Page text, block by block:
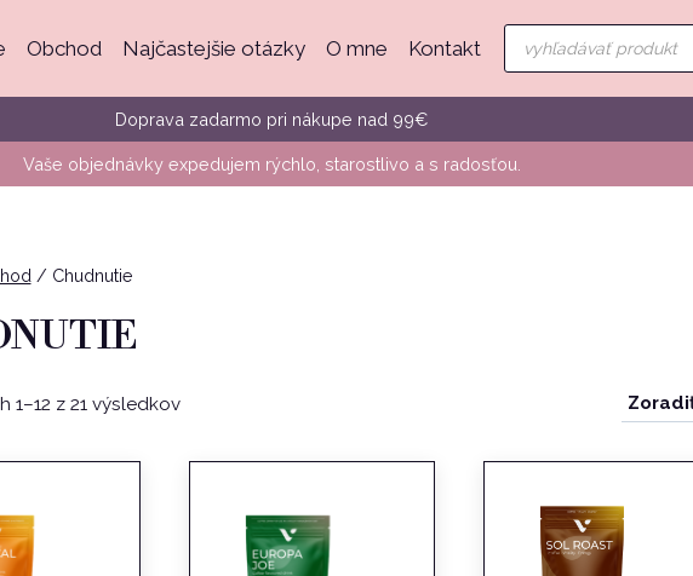
Obchod Najčastejšie otázky O mne Kontakt
Products
search
Doprava zadarmo pri nákupe nad 99€
Vaše objednávky expedujem rýchlo, starostlivo a s radosťou.
/ Chudnutie
1–12 z 21 výsledkovZoradené